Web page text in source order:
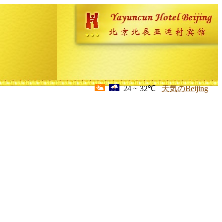
24 ~ 32℃ 天気のBeijing